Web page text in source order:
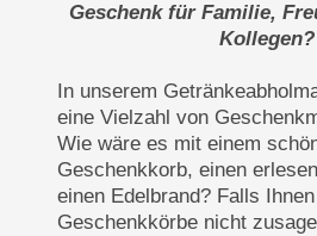
Geschenk für Familie,
Kollegen?
In unserem
eine Vielzahl von
Wie wäre es mit einem
Geschenkkorb, einen
einen Edelbrand? Falls
Geschenkkörbe nicht